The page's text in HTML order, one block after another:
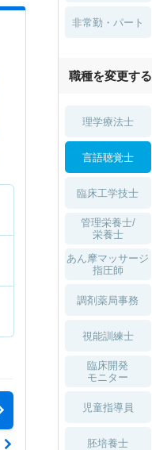
積極採用中
非常勤・パート
職種を変更する
理学療法士
言語聴覚士
臨床工学技士
管理栄養士/
栄養士
あん摩マッサージ
指圧師
調剤薬局事務
視能訓練士
臨床開発
モニター
児童指導員
胚培養士